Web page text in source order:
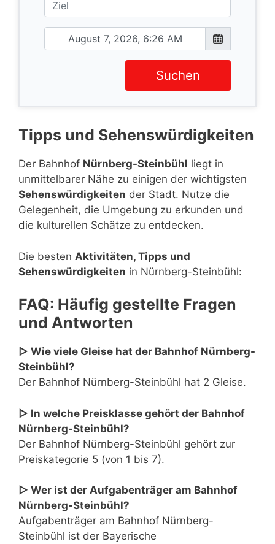
Suchen
Tipps und Sehenswürdigkeiten
Der Bahnhof Nürnberg-Steinbühl liegt in
unmittelbarer Nähe zu einigen der wichtigsten
Sehenswürdigkeiten der Stadt. Nutze die
Gelegenheit, die Umgebung zu erkunden und
die kulturellen Schätze zu entdecken.
Die besten Aktivitäten, Tipps und
Sehenswürdigkeiten in Nürnberg-Steinbühl:
FAQ: Häufig gestellte Fragen
und Antworten
▷ Wie viele Gleise hat der Bahnhof Nürnberg-
Steinbühl?
Der Bahnhof Nürnberg-Steinbühl hat 2 Gleise.
▷ In welche Preisklasse gehört der Bahnhof
Nürnberg-Steinbühl?
Der Bahnhof Nürnberg-Steinbühl gehört zur
Preiskategorie 5 (von 1 bis 7).
▷ Wer ist der Aufgabenträger am Bahnhof
Nürnberg-Steinbühl?
Aufgabenträger am Bahnhof Nürnberg-
Steinbühl ist der Bayerische